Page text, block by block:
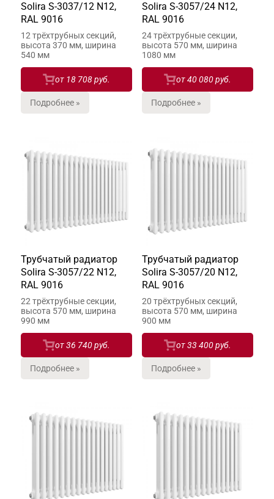
Solira S-3037/12 N12,
RAL 9016
12 трёхтрубных секций,
высота 370 мм, ширина
540 мм
от 18 708 руб.
Подробнее »
Solira S-3057/24 N12,
RAL 9016
24 трёхтрубные секции,
высота 570 мм, ширина
1080 мм
от40 080 руб.
Подробнее »
Трубчатый радиатор
Solira S-3057/22 N12,
RAL 9016
22 трёхтрубные секции,
высота 570 мм, ширина
990 мм
от36 740 руб.
Подробнее »
Трубчатый радиатор
Solira S-3057/20 N12,
RAL 9016
20 трёхтрубных секций,
высота 570 мм, ширина
900 мм
от33 400 руб.
Подробнее »